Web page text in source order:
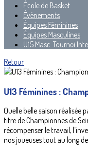
École de Basket
Évènements
Équipes Féminines
Équipes Masculines
U15 Masc. Tournoi
Retour
U13 Féminines :
Quelle belle saison réalisée
titre de Championnes de
récompenser le travail,
nos joueuses tout au long de